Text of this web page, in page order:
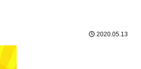
2020.05.13